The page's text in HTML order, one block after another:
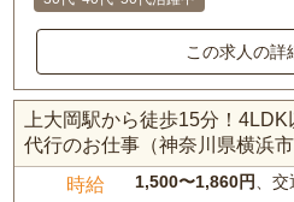
この求人の詳
上大岡駅から徒歩15分！
代行のお仕事（神奈川県横浜市
時給 1,500〜1,860円、交